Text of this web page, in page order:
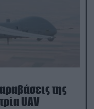
της
UAV